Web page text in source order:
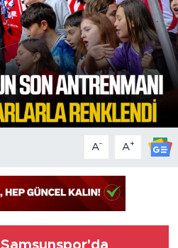
A- A+
Samsunspor'da